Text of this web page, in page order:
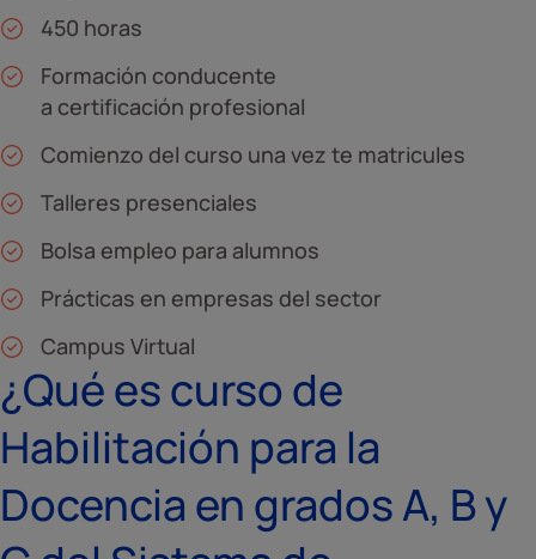
450 horas
Formación conducente
a certificación profesional
Comienzo del curso una vez te matricules
Talleres presenciales
Bolsa empleo para alumnos
Prácticas en empresas del sector
Campus Virtual
¿Qué es curso de
Habilitación para la
Docencia en grados A, B y